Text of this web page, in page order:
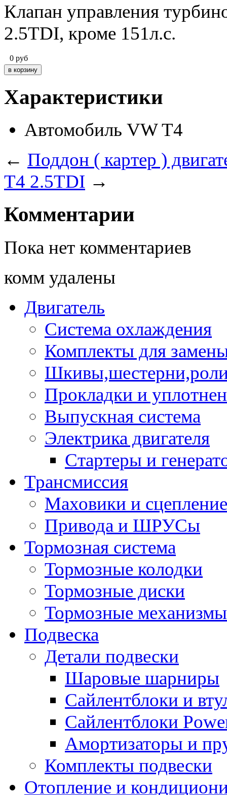
Клапан управления
2.5TDI, кроме 151л.с.
0 руб
Характеристики
Автомобиль VW T4
← Поддон ( картер )
T4 2.5TDI →
Комментарии
Пока нет комментариев
комм удалены
Двигатель
Система охлаждения
Комплекты для
Прокладки и
Выпускная система
Электрика двигателя
Стартеры и
Трансмиссия
Маховики и сцепление
Привода и ШРУСы
Тормозная система
Тормозные колодки
Тормозные диски
Тормозные механизмы
Подвеска
Детали подвески
Шаровые шарниры
Сайлентблоки и
Сайлентблоки
Амортизаторы и
Комплекты подвески
Отопление и